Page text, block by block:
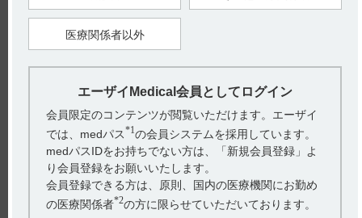
1）レケンビ点滴静注200mg・500mgインタビューフォーム2023
年12月作成（第2版） II名称に関する項目 1.販売名（3） 名称
【更新年月】
2024年1月
戻る
関連するQ&A
【ハラヴェン】 血管外漏出時のリスク分類は？
医療関係者以外
エーザイMedical会員としてログイン
会員限定のコンテンツが閲覧いただけます。エーザイ
では、medパス*1の会員システムを採用しています。
medパスIDをお持ちでない方は、「新規会員登録」よ
り会員登録をお願いいたします。
会員登録できる方は、原則、国内の医療機関にお勤め
の医療関係者*2の方に限らせていただいております。